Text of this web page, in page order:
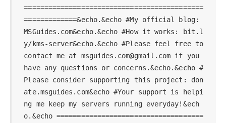
============================================
=============&echo.&echo #My official blog:
MSGuides.com&echo.&echo #How it works: bit.l
y/kms-server&echo.&echo #Please feel free to
contact me at msguides.com@gmail.com if you
have any questions or concerns.&echo.&echo #
Please consider supporting this project: don
ate.msguides.com&echo #Your support is helpi
ng me keep my servers running everyday!&ech
o.&echo ====================================